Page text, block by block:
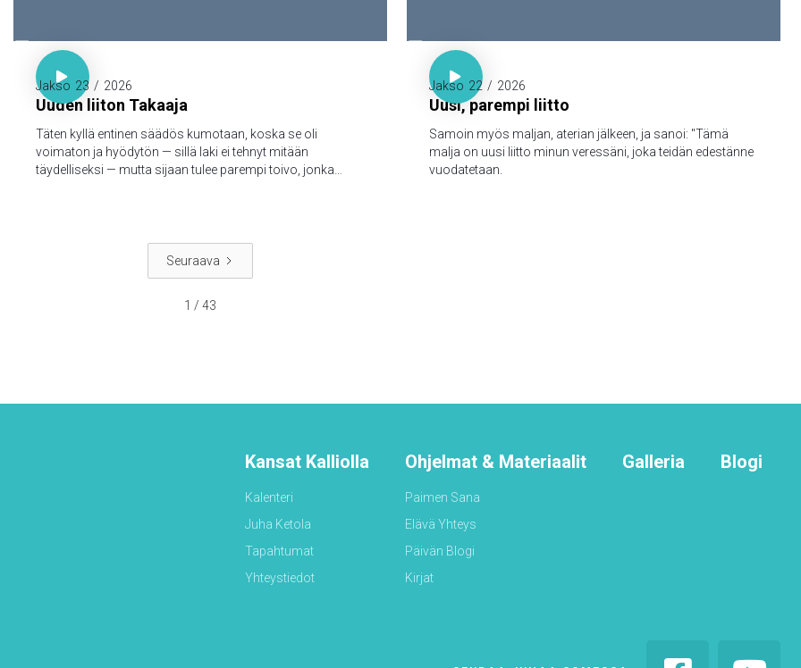
Hepr. 7:18-19

Jakso 23 / 2026
Uuden liiton Takaaja
Täten kyllä entinen säädös kumotaan, koska se oli
voimaton ja hyödytön — sillä laki ei tehnyt mitään
täydelliseksi — mutta sijaan tulee parempi toivo, jonka
Luuk. 22:20

Jakso 22 / 2026
Uusi, parempi liitto
Samoin myös maljan, aterian jälkeen, ja sanoi: "Tämä
malja on uusi liitto minun veressäni, joka teidän edestänne
vuodatetaan.
Seuraava
1 / 43
Kansat Kalliolla
Kalenteri
Juha Ketola
Tapahtumat
Yhteystiedot
Ohjelmat & Materiaalit
Paimen Sana
Elävä Yhteys
Päivän Blogi
Kirjat
Galleria Blogi